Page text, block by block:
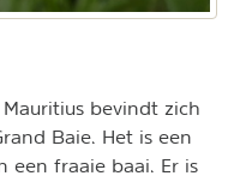
bevindt zich
Baie. Het is een
een fraaie baai. Er is